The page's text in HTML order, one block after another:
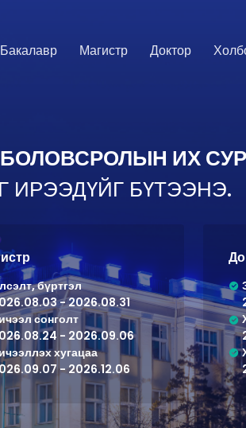
Бакалавр Магистр Доктор
ИХ
ИРЭЭДҮЙГ БҮТЭЭНЭ.
бүртгэл
- 2026.08.31
сонголт
- 2026.09.06
хугацаа
- 2026.12.06